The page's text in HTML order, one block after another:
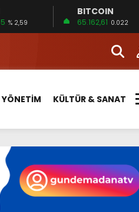
% 2,59
BITCOIN
65.162,61 0.022
YÖNETİM KÜLTÜR & SANAT